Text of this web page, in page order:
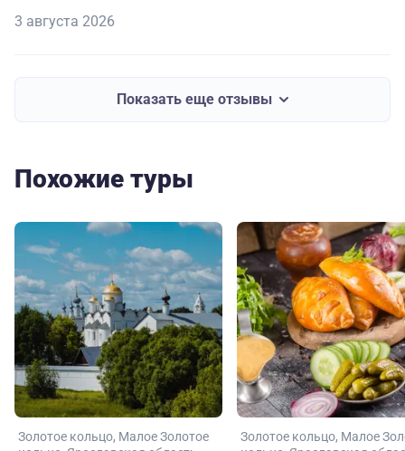
3 августа 2026
Показать еще отзывы
Похожие туры
Золотое кольцо Малое Золотое
Золотое кольцо Малое